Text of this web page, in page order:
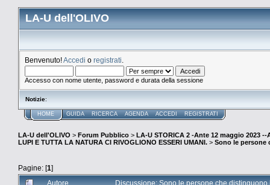
LA-U dell'OLIVO
Benvenuto!Accedi o registrati
Accesso con nome utente, password e durata della sessione
Notizie:
HOME GUIDA RICERCA AGENDA ACCEDI REGISTRATI
LA-U dell'OLIVO > Forum Pubblico > LA-U STORICA 2 -Ante 12 maggio 2023 --
LUPI E TUTTA LA NATURA CI RIVOGLIONO ESSERI UMANI. > Sono le persone
Pagine: [1]
Autore
Discussione: Sono le persone che